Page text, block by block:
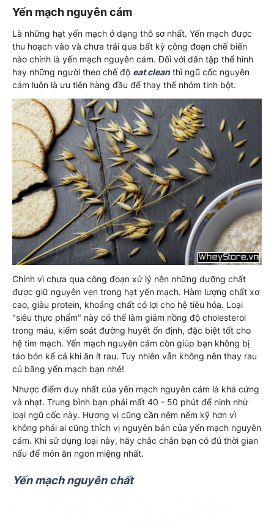
Yến mạch nguyên cám
Là những hạt yến mạch ở dạng thô sơ nhất. Yến mạch được
thu hoạch vào và chưa trải qua bất kỳ công đoạn chế biến
nào chính là yến mạch nguyên cám. Đối với dân tập thể hình
hay những người theo chế độ eat cleanthì ngũ cốc nguyên
cám luôn là ưu tiên hàng đầu để thay thế nhóm tinh bột.
Chính vì chưa qua công đoạn xử lý nên những dưỡng chất
được giữ nguyên vẹn trong hạt yến mạch. Hàm lượng chất xơ
cao, giàu protein, khoáng chất có lợi cho hệ tiêu hóa. Loại
"siêu thực phẩm" này có thể làm giảm nồng độ cholesterol
trong máu, kiểm soát đường huyết ổn định, đặc biệt tốt cho
hệ tim mạch. Yến mạch nguyên cám còn giúp bạn không bị
táo bón kể cả khi ăn ít rau. Tuy nhiên vẫn không nên thay rau
củ bằng yến mạch bạn nhé!
Nhược điểm duy nhất của yến mạch nguyên cám là khá cứng
và nhạt. Trung bình bạn phải mất 40 - 50 phút để ninh nhừ
loại ngũ cốc này. Hương vị cũng cần nêm nếm kỹ hơn vì
không phải ai cũng thích vị nguyên bản của yến mạch nguyên
cám. Khi sử dụng loại này, hãy chắc chắn bạn có đủ thời gian
nấu để món ăn ngon miệng nhất.
Yến mạch nguyên chất